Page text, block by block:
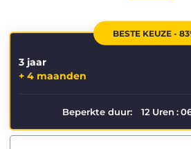
BESTE KEUZE -
3 jaar
+ 4 maanden
Beperkte duur: 12 Uren :